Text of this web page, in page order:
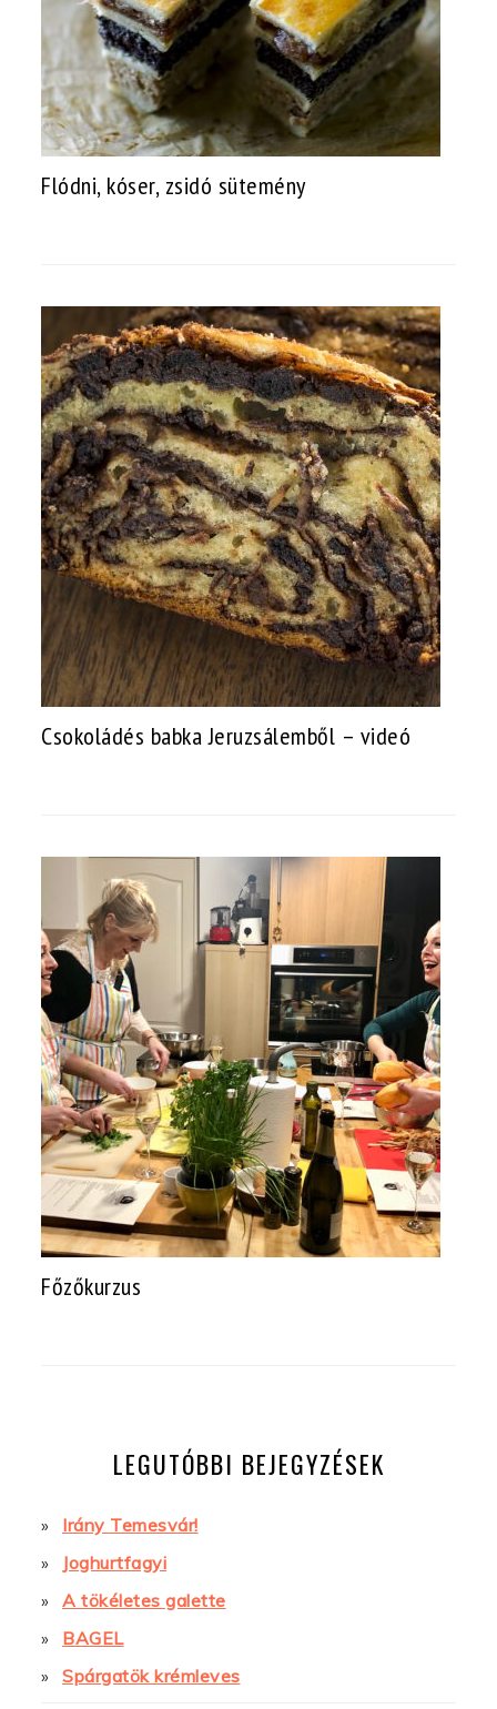
Flódni, kóser, zsidó sütemény
Csokoládés babka Jeruzsálemből – videó
Főzőkurzus
LEGUTÓBBI BEJEGYZÉSEK
Irány Temesvár!
Joghurtfagyi
A tökéletes galette
BAGEL
Spárgatök krémleves